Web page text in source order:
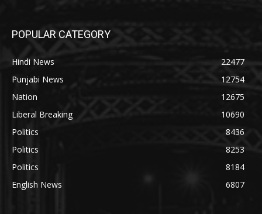
POPULAR CATEGORY
Hindi News
22477
Punjabi News
12754
Nation
12675
Liberal Breaking
10690
Politics
8436
Politics
8253
Politics
8184
English News
6807